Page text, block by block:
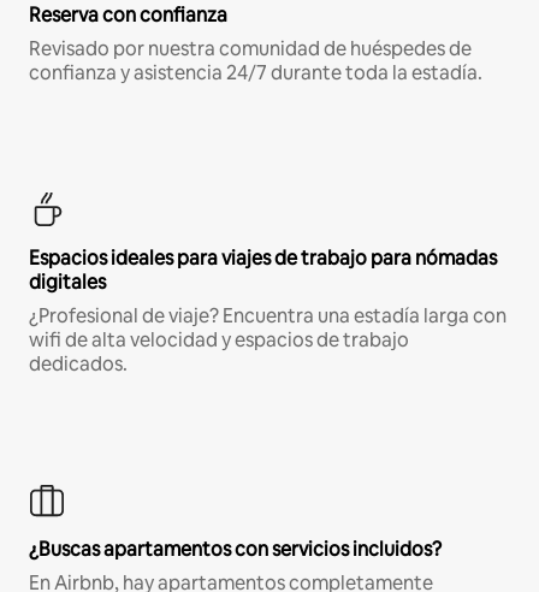
Reserva con confianza
Revisado por nuestra comunidad de huéspedes de
confianza y asistencia 24/7 durante toda la estadía.
Espacios ideales para viajes de trabajo para nómadas
digitales
¿Profesional de viaje? Encuentra una estadía larga con
wifi de alta velocidad y espacios de trabajo
dedicados.
¿Buscas apartamentos con servicios incluidos?
En Airbnb, hay apartamentos completamente